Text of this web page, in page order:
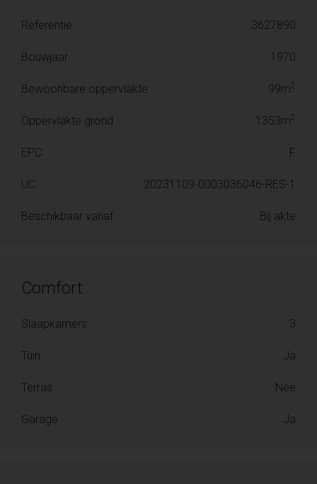
Referentie 3627890
Bouwjaar 1970
Bewoonbare oppervlakte 99m2
Oppervlakte grond 1353m2
EPC F
UC 20231109-0003036046-RES-1
Beschikbaar vanaf Bij akte
Comfort
Slaapkamers 3
Tuin Ja
Terras Nee
Garage Ja